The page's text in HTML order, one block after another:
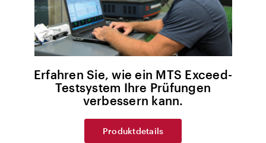
Erfahren Sie, wie ein MTS Exceed-
Testsystem Ihre Prüfungen
verbessern kann.
Produktdetails